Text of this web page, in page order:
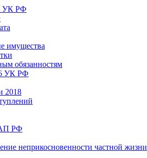
УК РФ
имущества
обязанностям
УК РФ
2018
РФ
неприкосновенности частной жизни